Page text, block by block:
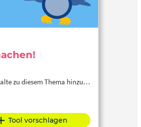
zu diesem Thema hinzu…
Tool vorschlagen